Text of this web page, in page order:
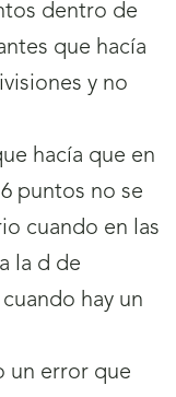
dentro de
que hacía
y no
hacía que en
puntos no se
cuando en las
la d de
hay un
un error que